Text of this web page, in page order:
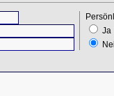
Ja